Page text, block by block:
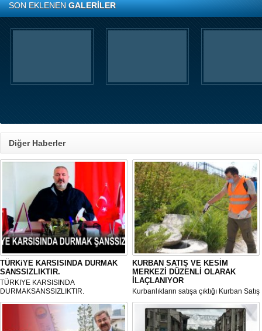
SON EKLENENGALERİLER
Diğer Haberler
TÜRKiYE KARSISINDA DURMAK
SANSSIZLIKTIR.
TÜRKIYE KARSISINDA
DURMAKSANSSIZLIKTIR.
KURBAN SATIŞ VE KESİM
MERKEZİ DÜZENLİ OLARAK
İLAÇLANIYOR
Kurbanlıkların satışa çıktığı Kurban Satış
ve Kesim Merkezi, haşere ve
mikropların önüne geçilmesi amacıyla
her gün Gölbaşı Belediyesi ekipleri
tarafından düzenli olarak ilaçlanıyor.